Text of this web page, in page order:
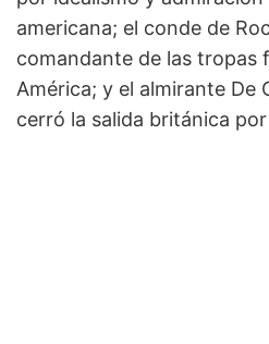
americana; el conde de
comandante de las tropas
América; y el almirante De
cerró la salida británica